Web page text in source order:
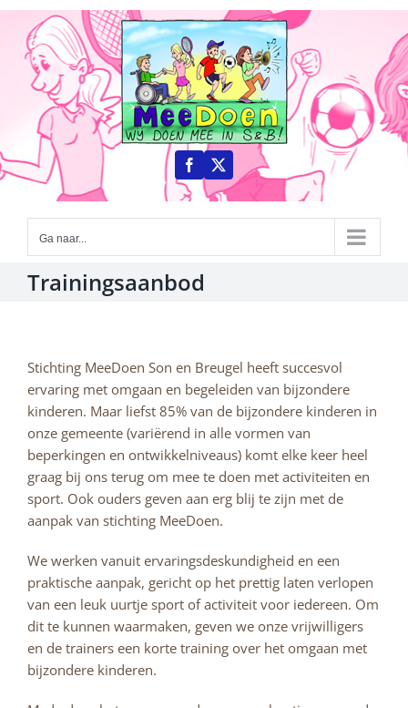
Ga
inhoud
Ga naar...
Trainingsaanbod
Stichting MeeDoen Son en Breugel heeft succesvol
ervaring met omgaan en begeleiden van bijzondere
kinderen. Maar liefst 85% van de bijzondere kinderen in
onze gemeente (variërend in alle vormen van
beperkingen en ontwikkelniveaus) komt elke keer heel
graag bij ons terug om mee te doen met activiteiten en
sport. Ook ouders geven aan erg blij te zijn met de
aanpak van stichting MeeDoen.
We werken vanuit ervaringsdeskundigheid en een
praktische aanpak, gericht op het prettig laten verlopen
van een leuk uurtje sport of activiteit voor iedereen. Om
dit te kunnen waarmaken, geven we onze vrijwilligers
en de trainers een korte training over het omgaan met
bijzondere kinderen.